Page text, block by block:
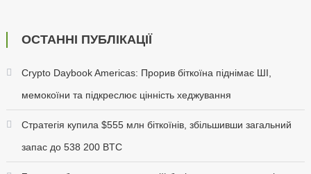
ОСТАННІ ПУБЛІКАЦІЇ
Crypto Daybook Americas: Прорив біткоїна піднімає ШІ,
мемокоїни та підкреслює цінність хеджування
Стратегія купила $555 млн біткоїнів, збільшивши загальний
запас до 538 200 BTC